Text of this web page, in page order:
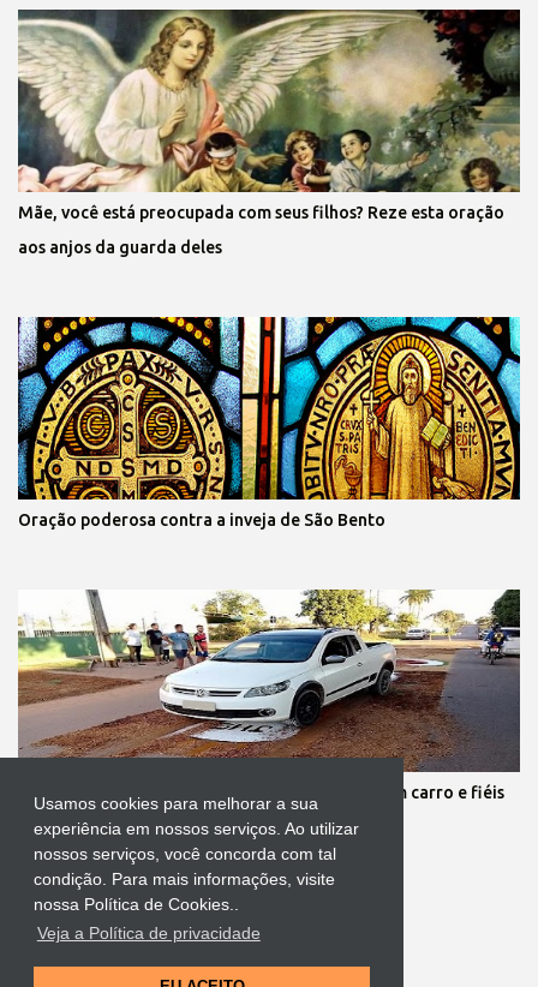
Usamos cookies para melhorar a sua
experiência em nossos serviços. Ao utilizar
nossos serviços, você concorda com tal
condição. Para mais informações, visite
nossa Política de Cookies..
Veja a Política de privacidade
Mãe, você está preocupada com seus filhos? Reze esta oração
aos anjos da guarda deles
Oração poderosa contra a inveja de São Bento
Protestante destrói tapete de Corpus Christi com carro e fiéis
se revoltam
Tecnologia do Blogger